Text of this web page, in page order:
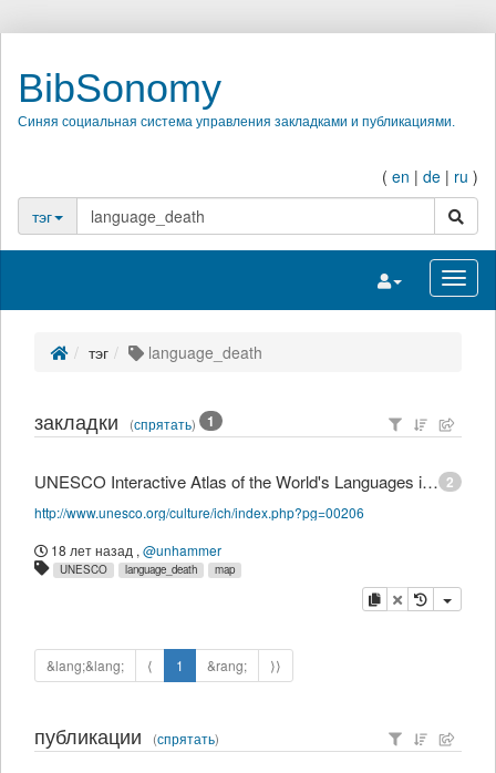
BibSonomy
Синяя социальная система управления закладками и публикациями.
( en | de | ru )
тэг
поиск
Переключить
тэг language_death
закладки (спрятать) 1
2
UNESCO Interactive Atlas of the World's Languages in Danger
http://www.unesco.org/culture/ich/index.php?pg=00206
18 лет назад , @unhammer
UNESCO language_death map
копировать
удалить
&lang;&lang; ⟨ 1 &rang; ⟩⟩
публикации (спрятать)